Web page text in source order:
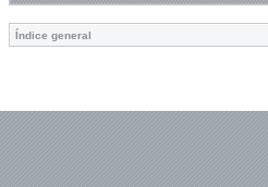
Índice general